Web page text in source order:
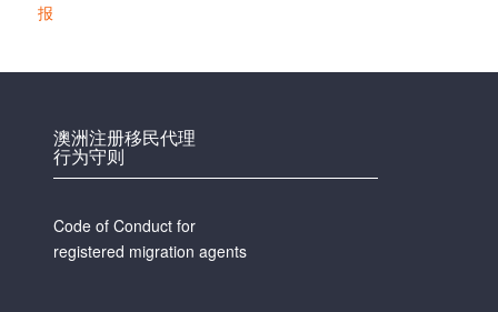
报
澳洲注册移民代理
行为守则
Code of Conduct for
registered migration agents